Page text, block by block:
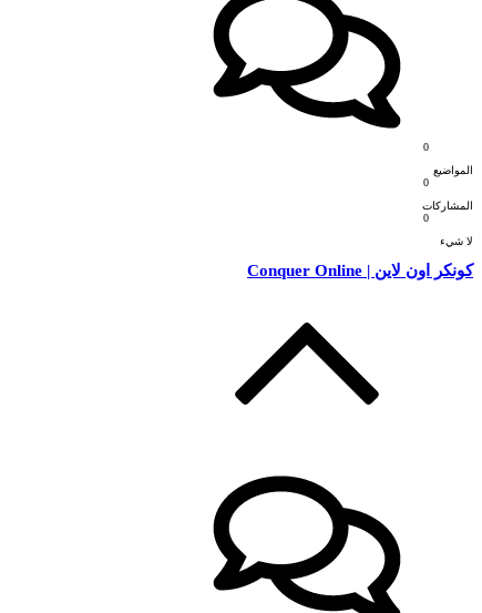
0
المواضيع
0
المشاركات
0
لا شيء
كونكر اون لاين | Conquer Online